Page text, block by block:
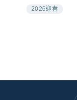
2026迎春